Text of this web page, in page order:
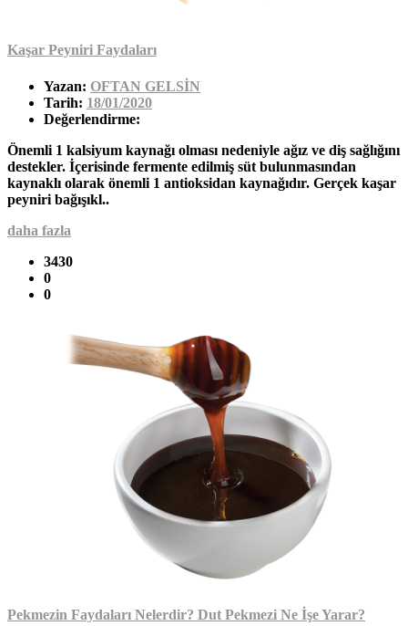
Kaşar Peyniri Faydaları
Yazan: OFTAN GELSİN
Tarih: 18/01/2020
Değerlendirme:
Önemli 1 kalsiyum kaynağı olması nedeniyle ağız ve diş sağlığını
destekler. İçerisinde fermente edilmiş süt bulunmasından
kaynaklı olarak önemli 1 antioksidan kaynağıdır. Gerçek kaşar
peyniri bağışıkl..
daha fazla
3430
0
0
Pekmezin Faydaları Nelerdir? Dut Pekmezi Ne İşe Yarar?